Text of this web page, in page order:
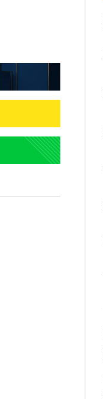
라 한승연, 건강 괜찮나
광복절 태극기 현수막에
주변 다 죽어"…전세금
즐비한 근조화환, 왜?[뉴